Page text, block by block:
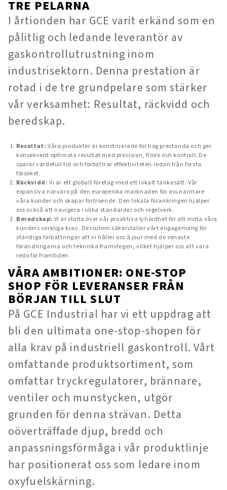
TRE PELARNA
I årtionden har GCE varit erkänd som en
pålitlig och ledande leverantör av
gaskontrollutrustning inom
industrisektorn. Denna prestation är
rotad i de tre grundpelare som stärker
vår verksamhet: Resultat, räckvidd och
beredskap.
Resultat: Våra produkter är konstruerade för hög prestanda och ger
konsekvent optimala resultat med precision, flöde och kontroll. De
sparar värdefull tid och förbättrar effektiviteten redan från första
försöket.
Räckvidd: Vi är ett globalt företag med ett lokalt tänkesätt. Vår
expansiva närvaro på den europeiska marknaden för oss närmare
våra kunder och skapar förtroende. Den lokala förankringen hjälper
oss också att navigera i olika standarder och regelverk.
Beredskap: Vi är stolta över vår proaktiva lyhördhet för att möta våra
kunders verkliga krav. Dessutom säkerställer vårt engagemang för
ständiga förbättringar att vi håller oss à jour med de senaste
förändringarna och tekniska framstegen, vilket hjälper oss att vara
redo för framtiden.
VÅRA AMBITIONER: ONE-STOP
SHOP FÖR LEVERANSER FRÅN
BÖRJAN TILL SLUT
På GCE Industrial har vi ett uppdrag att
bli den ultimata one-stop-shopen för
alla krav på industriell gaskontroll. Vårt
omfattande produktsortiment, som
omfattar tryckregulatorer, brännare,
ventiler och munstycken, utgör
grunden för denna strävan. Detta
oöverträffade djup, bredd och
anpassningsförmåga i vår produktlinje
har positionerat oss som ledare inom
oxyfuelskärning.